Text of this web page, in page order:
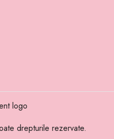
drepturile rezervate.